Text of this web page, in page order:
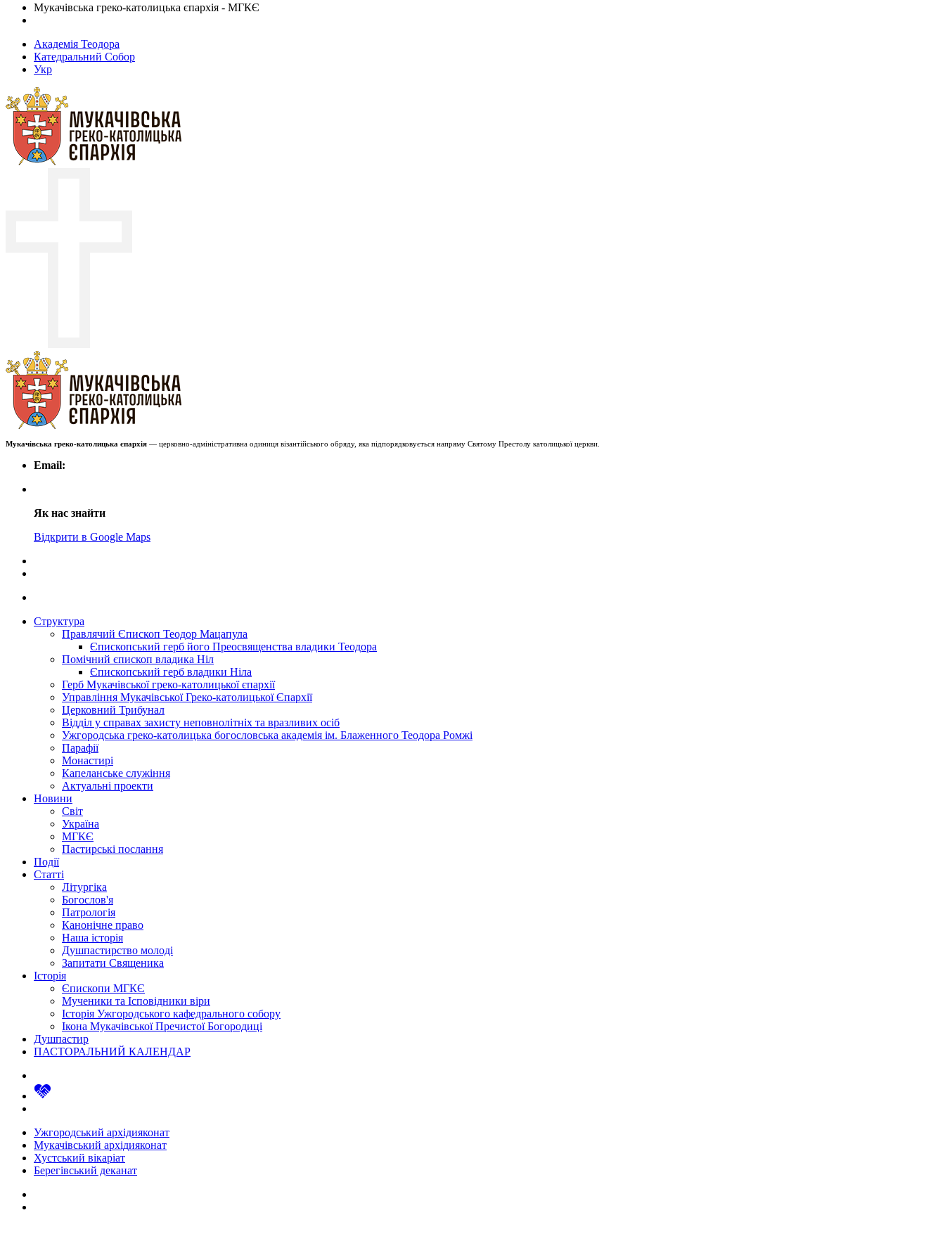
Мукачівська греко-католицька єпархія - МГКЄ
Академія Теодора
Катедральний Собор
Укр
Мукачівська греко-католицька єпархія — церковно-адміністративна одиниця візантійського обряду, яка підпорядковується напряму Святому Престолу католицької церкви.
Email:
Як нас знайти
Відкрити в Google Maps
Структура
Правлячий Єпископ Теодор Мацапула
Єпископський герб його Преосвященства владики Теодора
Помічний єпископ владика Ніл
Єпископський герб владики Ніла
Герб Мукачівської греко-католицької єпархії
Управління Мукачівської Греко-католицької Єпархії
Церковний Трибунал
Відділ у справах захисту неповнолітніх та вразливих осіб
Ужгородська греко-католицька богословська академія ім. Блаженного Теодора Ромжі
Парафії
Монастирі
Капеланське служіння
Актуальні проекти
Новини
Світ
Україна
МГКЄ
Пастирські послання
Події
Статті
Літургіка
Богослов'я
Патрологія
Канонічне право
Наша історія
Душпастирство молоді
Запитати Священика
Історія
Єпископи МГКЄ
Мученики та Ісповідники віри
Історія Ужгородського кафедрального собору
Ікона Мукачівської Пречистої Богородиці
Душпастир
ПАСТОРАЛЬНИЙ КАЛЕНДАР
Ужгородський архідияконат
Мукачівський архідияконат
Хустський вікаріат
Берегівський деканат